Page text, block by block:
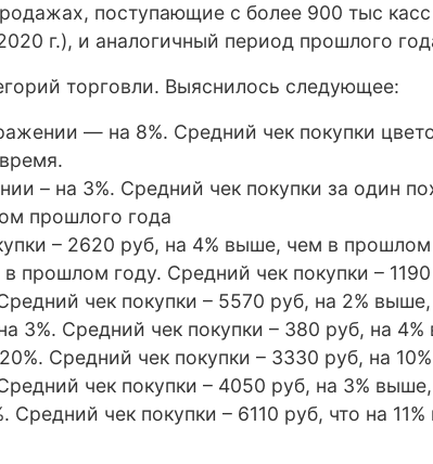
поступающие с более 900 тыс
г.), и аналогичный период прошлого
торговли. Выяснилось следующее:
— на 8%. Средний чек покупки
– на 3%. Средний чек покупки за один
прошлого года
– 2620 руб, на 4% выше, чем в
прошлом году. Средний чек покупки –
чек покупки – 5570 руб, на 2%
3%. Средний чек покупки – 380 руб, на
Средний чек покупки – 3330 руб, на
чек покупки – 4050 руб, на 3%
чек покупки – 6110 руб, что на